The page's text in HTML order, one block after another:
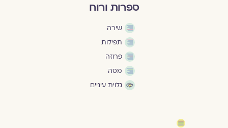
ספרות ורוח
שירה
תפילות
פרוזה
מסה
גלוית עיניים